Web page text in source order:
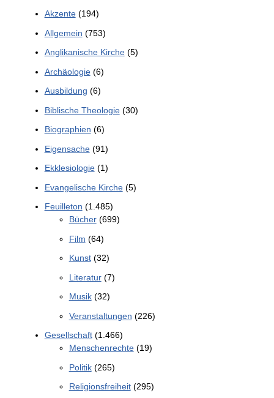
Akzente(194)
Allgemein (753)
Anglikanische Kirche(5)
Archäologie(6)
Ausbildung (6)
Biblische Theologie(30)
Biographien (6)
Eigensache(91)
Ekklesiologie(1)
Evangelische Kirche(5)
Feuilleton (1.485)
Bücher(699)
Film (64)
Kunst(32)
Literatur(7)
Musik(32)
Veranstaltungen (226)
Gesellschaft(1.466)
Menschenrechte(19)
Politik(265)
Religionsfreiheit(295)